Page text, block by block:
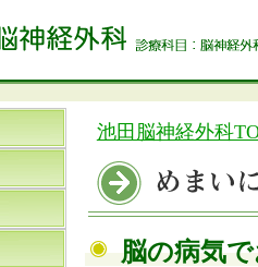
池田脳神経外科
脳の病気